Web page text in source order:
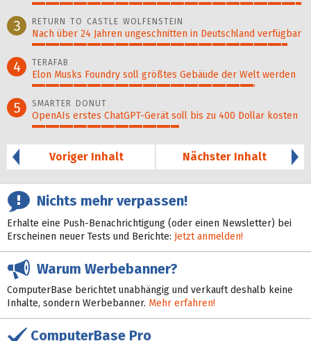
3 RETURN TO CASTLE WOLFENSTEIN
Nach über 24 Jahren ungeschnitten in Deutschland verfügbar
4 TERAFAB
Elon Musks Foundry soll größ­tes Gebäude der Welt werden
5 SMARTER DONUT
OpenAIs erstes ChatGPT-Gerät soll bis zu 400 Dollar kosten
Voriger Inhalt
Nächster Inhalt
Nichts mehr verpassen!
Erhalte eine Push-Benachrichtigung (oder einen Newsletter) bei
Erscheinen neuer Tests und Berichte: Jetzt anmelden!
Warum Werbebanner?
ComputerBase berichtet unabhängig und verkauft deshalb keine
Inhalte, sondern Werbebanner. Mehr erfahren!
ComputerBase Pro